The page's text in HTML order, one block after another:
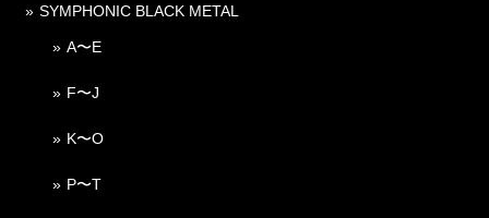
SYMPHONIC BLACK METAL
A〜E
F〜J
K〜O
P〜T